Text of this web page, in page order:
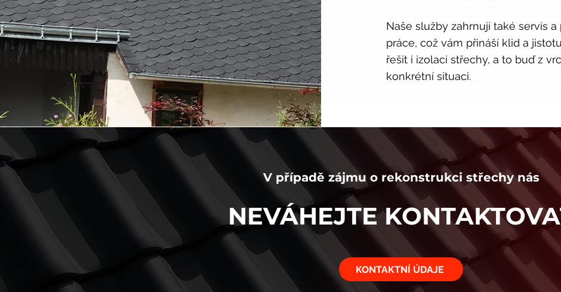
Naše služby zahrnují také servis
práce, což vám přináší klid a
řešit i izolaci střechy, a to buď z
konkrétní situaci.
V případě zájmu o rekonstrukci střechy nás
NEVÁHEJTE
KONTAKTNÍ ÚDAJE